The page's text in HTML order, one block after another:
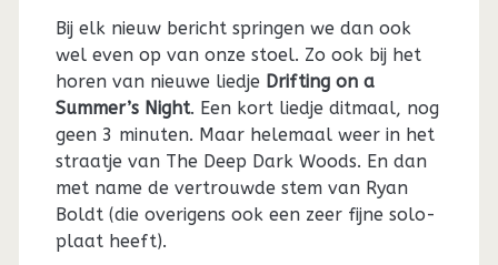
Bij elk nieuw bericht springen we dan ook
wel even op van onze stoel. Zo ook bij het
horen van nieuwe liedje Drifting on a
Summer’s Night. Een kort liedje ditmaal, nog
geen 3 minuten. Maar helemaal weer in het
straatje van The Deep Dark Woods. En dan
met name de vertrouwde stem van Ryan
Boldt (die overigens ook een zeer fijne solo-
plaat heeft).